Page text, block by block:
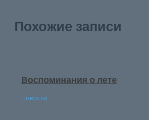
Похожие записи
Воспоминания о лете
Новости